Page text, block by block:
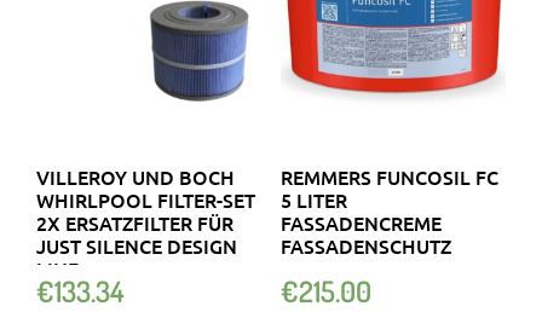
VILLEROY UND BOCH
WHIRLPOOL FILTER-SET
2X ERSATZFILTER FÜR
JUST SILENCE DESIGN
LINE
€133.34
REMMERS FUNCOSIL FC
5 LITER
FASSADENCREME
FASSADENSCHUTZ
€215.00